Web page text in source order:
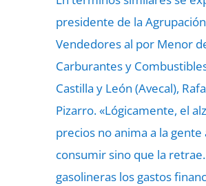
presidente de la
Vendedores al por Menor
Carburantes y
Castilla y León (Avecal),
Pizarro. «Lógicamente, el
precios no anima a la gente
consumir sino que la retrae.
gasolineras los gastos